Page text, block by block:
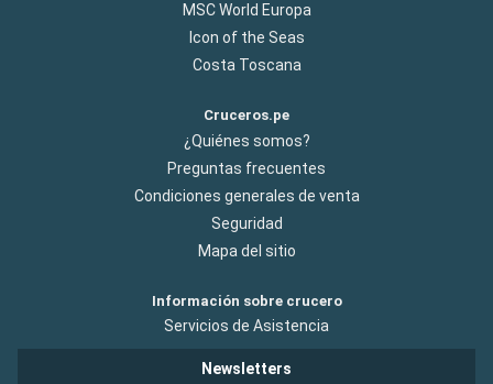
MSC World Europa
Icon of the Seas
Costa Toscana
Cruceros.pe
¿Quiénes somos?
Preguntas frecuentes
Condiciones generales de venta
Seguridad
Mapa del sitio
Información sobre crucero
Servicios de Asistencia
Newsletters